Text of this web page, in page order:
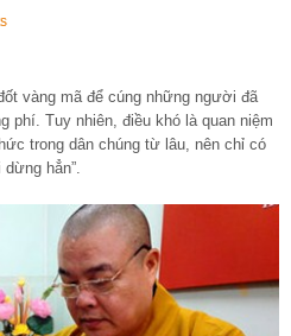
vàng mã để cúng những người đã
phí. Tuy nhiên, điều khó là quan niệm
trong dân chúng từ lâu, nên chỉ có
hẳn”.